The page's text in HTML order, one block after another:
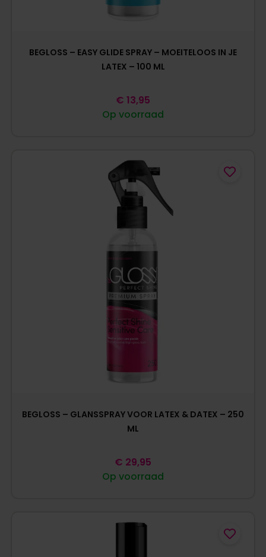
BEGLOSS – EASY GLIDE SPRAY – MOEITELOOS IN JE
LATEX – 100 ML
Op voorraad
€ 13,95
BEGLOSS – GLANSSPRAY VOOR LATEX & DATEX – 250
ML
Op voorraad
€ 29,95